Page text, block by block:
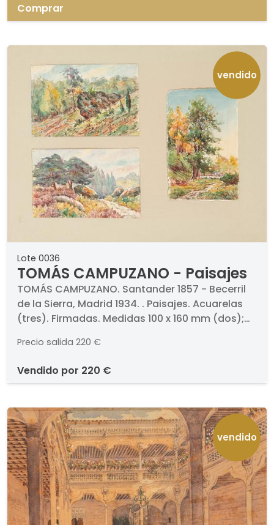
Comprar
vendido
Lote 0036
TOMÁS CAMPUZANO - Paisajes
TOMÁS CAMPUZANO. Santander 1857 - Becerril
de la Sierra, Madrid 1934. . Paisajes. Acuarelas
(tres). Firmadas. Medidas 100 x 160 mm (dos);
Precio salida 220 €
vendido por 220 €
vendido